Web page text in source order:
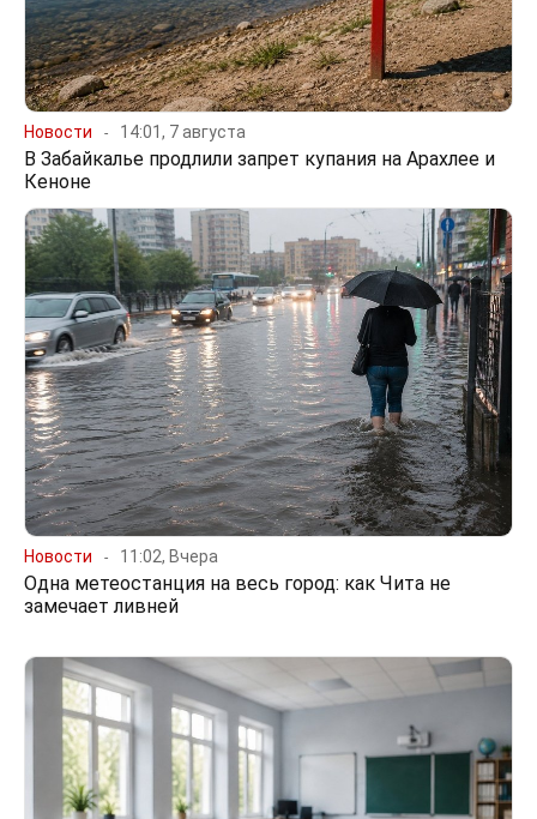
Новости 14:01, 7 августа
В Забайкалье продлили запрет купания на Арахлее и
Кеноне
Новости 11:02, Вчера
Одна метеостанция на весь город: как Чита не
замечает ливней